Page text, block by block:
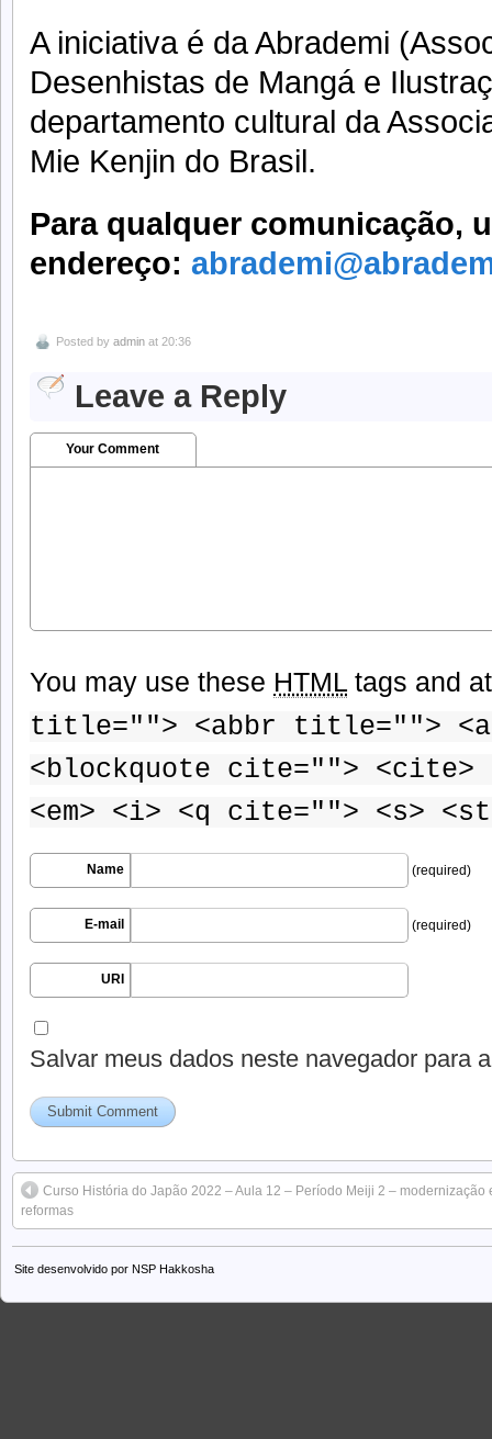
A iniciativa é da Abrademi
Desenhistas de Mangá e
departamento cultural da
Mie Kenjin do Brasil.
Para qualquer comunicação,
endereço:
Posted by admin at 20:36
Leave a Reply
Your Comment
You may use these HTML tags and
title=""> <abbr title="">
<blockquote cite=""> <cite>
<em> <i> <q cite=""> <s>
Name (required)
E-mail (required)
URI
Salvar meus dados neste navegador para
Curso História do Japão 2022 – Aula 12 – Período Meiji 2 – modernização
reformas
Site desenvolvido por NSP Hakkosha